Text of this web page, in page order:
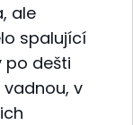
ale
spalující
po dešti
v